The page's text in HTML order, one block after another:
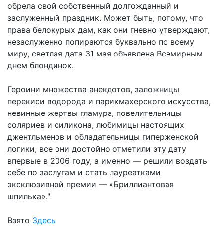
обрела свой собственный долгожданный и
заслуженный праздник. Может быть, потому, что
права белокурых дам, как они гневно утверждают,
незаслуженно попираются буквально по всему
миру, светлая дата 31 мая объявлена Всемирным
днем блондинок.
Героини множества анекдотов, заложницы
перекиси водорода и парикмахерского искусства,
невинные жертвы гламура, повелительницы
соляриев и силикона, любимицы настоящих
джентльменов и обладательницы гиперженской
логики, все они достойно отметили эту дату
впервые в 2006 году, а именно — решили воздать
себе по заслугам и стать лауреатками
эксклюзивной премии — «Бриллиантовая
шпилька»."
Взято Здесь